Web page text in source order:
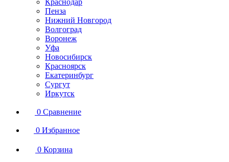
Краснодар
Пенза
Нижний Новгород
Волгоград
Воронеж
Уфа
Новосибирск
Красноярск
Екатеринбург
Сургут
Иркутск
0 Сравнение
0 Избранное
0 Корзина